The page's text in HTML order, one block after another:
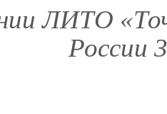
ЛИТО
России